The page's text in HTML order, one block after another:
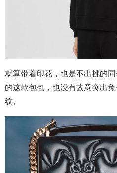
就算带着印花，也是不出挑的
的这款包包，也没有故意突出
纹。